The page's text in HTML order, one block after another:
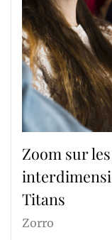
Zoom sur
Titans
Zorro